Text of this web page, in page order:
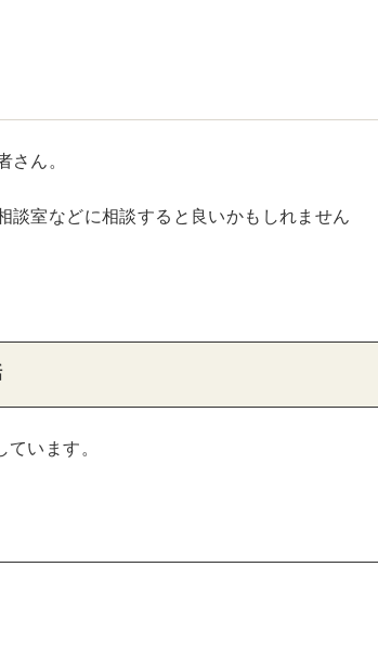
ん。
談室などに相談すると良いかもしれません
います。